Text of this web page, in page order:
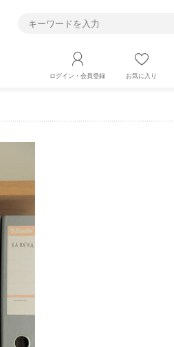
ログイン・会員登録 お気に入り